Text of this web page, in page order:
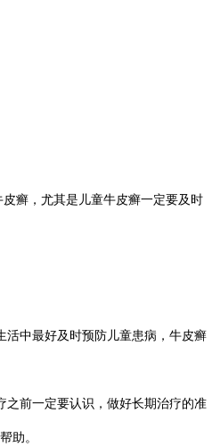
癣，尤其是儿童牛皮癣一定要及时
中最好及时预防儿童患病，牛皮癣
之前一定要认识，做好长期治疗的准
助。